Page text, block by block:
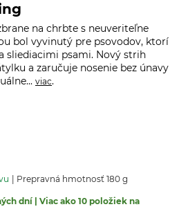
na chrbte s neuveriteľne
bol vyvinutý pre psovodov, ktorí
sliediacimi psami. Nový strih
a zaručuje nosenie bez únavy
viac.
Prepravná hmotnosť 180 g
dní | Viac ako 10 položiek na